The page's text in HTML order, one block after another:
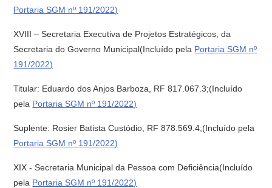
Portaria SGM nº 191/2022)
XVIII – Secretaria Executiva de Projetos Estratégicos, da
Secretaria do Governo Municipal(Incluído pela Portaria SGM nº
191/2022)
Titular: Eduardo dos Anjos Barboza, RF 817.067.3;(Incluído
pela Portaria SGM nº 191/2022)
Suplente: Rosier Batista Custódio, RF 878.569.4;(Incluído pela
Portaria SGM nº 191/2022)
XIX - Secretaria Municipal da Pessoa com Deficiência(Incluído
pela Portaria SGM nº 191/2022)